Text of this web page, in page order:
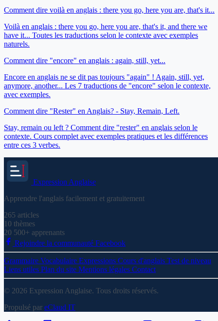
Comment dire voilà en anglais : there you go, here you are, that's it...
Voilà en anglais : there you go, here you are, that's it, and there we
have it... Toutes les traductions selon le contexte avec exemples
naturels.
Comment dire "encore" en anglais : again, still, yet...
Encore en anglais ne se dit pas toujours "again" ! Again, still, yet,
anymore, another... Les 7 traductions de "encore" selon le contexte,
avec exemples.
Comment dire "Rester" en Anglais? - Stay, Remain, Left.
Stay, remain ou left ? Comment dire "rester" en anglais selon le
contexte. Cours complet avec exemples pratiques et les différences
entre ces 3 verbes.
Expression Anglaise
Apprendre l'anglais facilement et gratuitement
265 articles
10 thèmes
20 500+ apprenants
Rejoindre la communauté Facebook
Grammaire Vocabulaire Expressions Cours d'anglais Test de niveau
Liens utiles Plan du site Mentions légales Contact
© 2026 Expression Anglaise. Tous droits réservés.
Propulsé par eClaud IT